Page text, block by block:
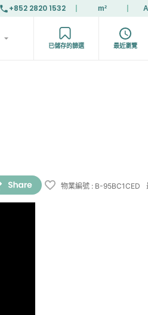
+852 2820 1532 m² A
已儲存的篩選 最近瀏覽
物業編號 : B-95BC1CED